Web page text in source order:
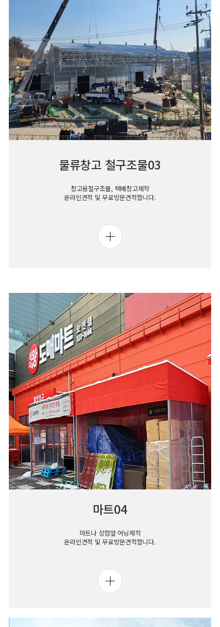
물류창고 철구조물03
창고용철구조물, 택배창고제작
온라인견적 및 무료방문견적합니다.
마트04
마트나 상점앞 어닝제작
온라인견적 및 무료방문견적합니다.